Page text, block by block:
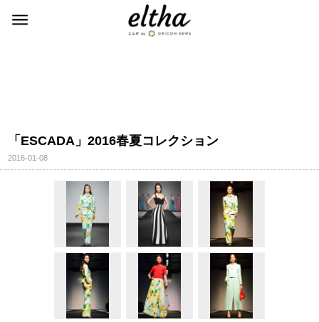
「ESCADA」2016春夏コレクション
2016-01-08